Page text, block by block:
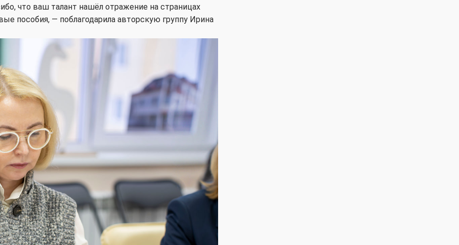
что ваш талант нашёл отражение на страницах
пособия, — поблагодарила авторскую группу Ирина